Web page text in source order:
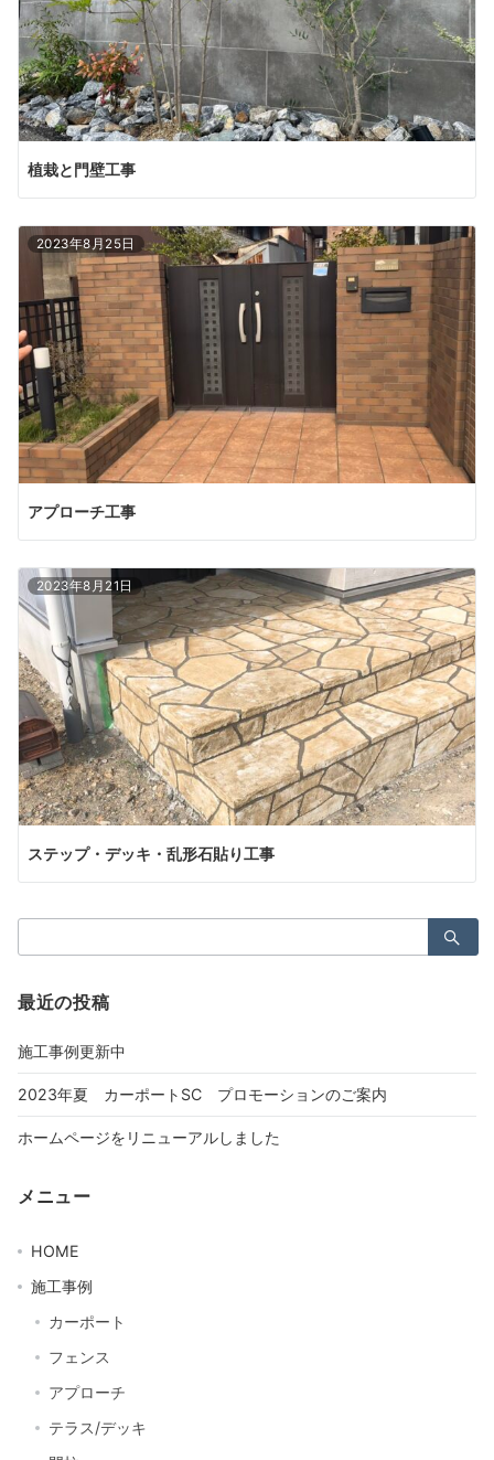
植栽と門壁工事
2023年8月25日
アプローチ工事
2023年8月21日
ステップ・デッキ・乱形石貼り工事
索：
最近の投稿
施工事例更新中
2023年夏 カーポートSC プロモーションのご案内
ホームページをリニューアルしました
メニュー
HOME
施工事例
カーポート
フェンス
アプローチ
テラス/デッキ